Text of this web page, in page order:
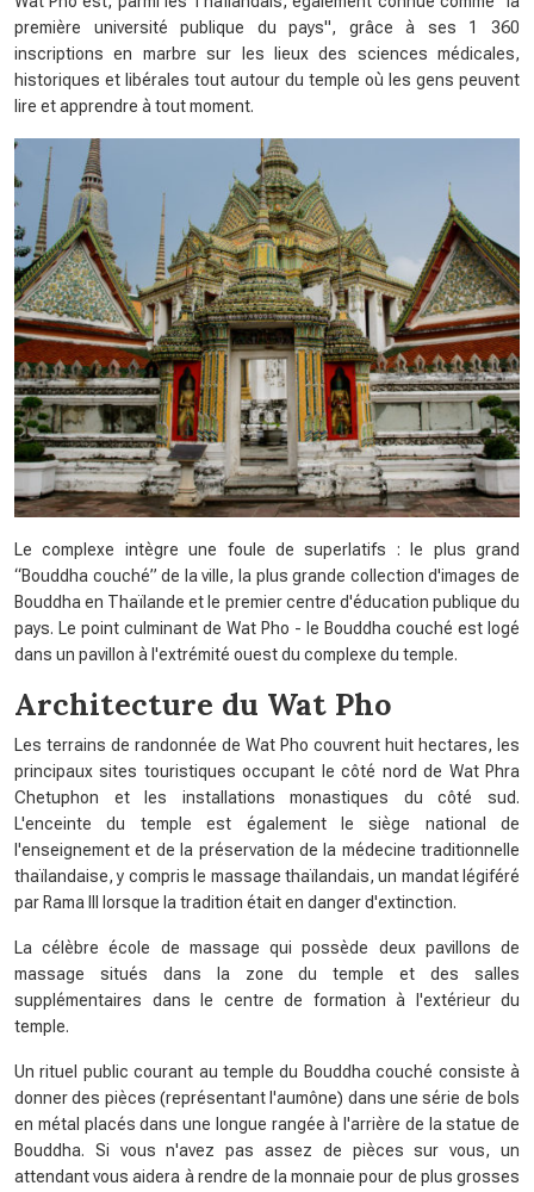
première université publique du pays", grâce à ses 1 360
inscriptions en marbre sur les lieux des sciences médicales,
historiques et libérales tout autour du temple où les gens peuvent
lire et apprendre à tout moment.
Le complexe intègre une foule de superlatifs : le plus grand
“Bouddha couché” de la ville, la plus grande collection d'images de
Bouddha en Thaïlande et le premier centre d'éducation publique du
pays. Le point culminant de Wat Pho - le Bouddha couché est logé
dans un pavillon à l'extrémité ouest du complexe du temple.
Architecture du Wat Pho
Les terrains de randonnée de Wat Pho couvrent huit hectares, les
principaux sites touristiques occupant le côté nord de Wat Phra
Chetuphon et les installations monastiques du côté sud.
L'enceinte du temple est également le siège national de
l'enseignement et de la préservation de la médecine traditionnelle
thaïlandaise, y compris le massage thaïlandais, un mandat légiféré
par Rama III lorsque la tradition était en danger d'extinction.
La célèbre école de massage qui possède deux pavillons de
massage situés dans la zone du temple et des salles
supplémentaires dans le centre de formation à l'extérieur du
temple.
Un rituel public courant au temple du Bouddha couché consiste à
donner des pièces (représentant l'aumône) dans une série de bols
en métal placés dans une longue rangée à l'arrière de la statue de
Bouddha. Si vous n'avez pas assez de pièces sur vous, un
attendant vous aidera à rendre de la monnaie pour de plus grosses